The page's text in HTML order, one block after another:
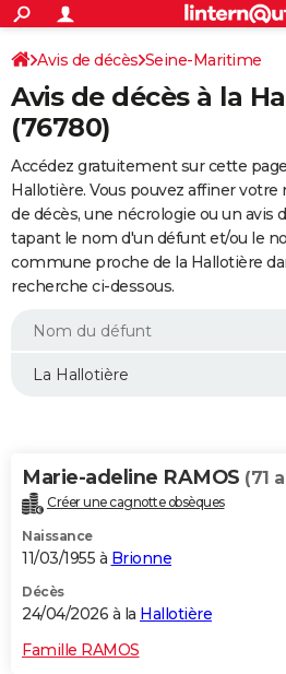
ACTUALITÉS
Politique
Société
Faits Divers
Education
Monde
Villes
+
SPORT
Coupe du monde 2026
Football
Tennis
Cyclisme
Rugby
Forum
FINANCE
Retraite
Impôts
Epargne
Immobilier
Risques naturels par ville
Banque
Assurance
Crédit
Essais
Réserver un essai
Citadines
Berlines
SUV
Forum auto
+
HIGH-TECH
Mobiles
Meilleur smartphone
Internet
Ordinateurs
Jeux vidéo
Guide high-tech
+
BRICOLAGE
Forum
Aménagement intérieur
Extérieur
Cuisine
Salle de bains
Jardinage
Rangement
WEEK-END
Guides de France
Escapades
Patrimoine
Expositions
Musées
Week-end nature
LIFESTYLE
Alimentation
Guide de la santé
Maladies
Médicaments
Sommeil
VOYAGE
Destinations
City break
Voyage nature
Voyage de noces
Forum
Climat
+PHOTO
GUIDES D'ACHAT
BONS PLANS
CARTE DE VOEUX
S'inscrire
Connexion
Avis de décès Seine-Maritime
Avis de décès à la
(76780)
Accédez gratuitement sur cette
Hallotière. Vous pouvez affiner
de décès, une nécrologie ou un avis
tapant le nom d'un défunt et/ou le
commune proche de la Hallotière
recherche ci-dessous.
Marie-adeline RAMOS (71
Créer une cagnotte obsèques
Naissance
11/03/1955 à Brionne
Décès
24/04/2026 à la Hallotière
Famille RAMOS